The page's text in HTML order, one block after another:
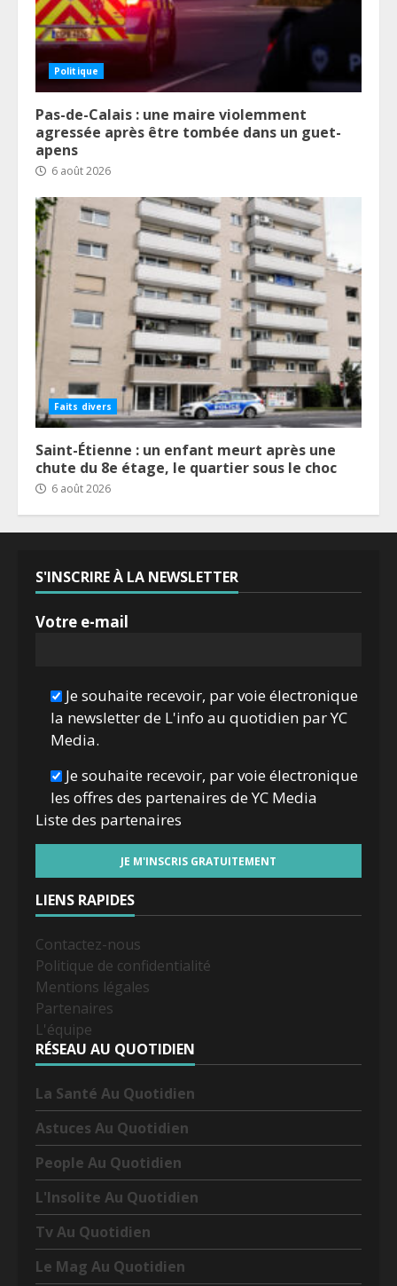
Politique
Pas-de-Calais : une maire violemment
agressée après être tombée dans un guet-
apens
6 août 2026
Faits divers
Saint-Étienne : un enfant meurt après une
chute du 8e étage, le quartier sous le choc
6 août 2026
S'INSCRIRE À LA NEWSLETTER
Votre e-mail
Je souhaite recevoir, par voie électronique
la newsletter de L'info au quotidien par YC
Media.
Je souhaite recevoir, par voie électronique
les offres des partenaires de YC Media
Liste des partenaires
LIENS RAPIDES
Contactez-nous
Politique de confidentialité
Mentions légales
Partenaires
L'équipe
RÉSEAU AU QUOTIDIEN
La Santé Au Quotidien
Astuces Au Quotidien
People Au Quotidien
L'Insolite Au Quotidien
Tv Au Quotidien
Le Mag Au Quotidien